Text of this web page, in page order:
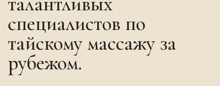
специалистов по
тайскому массажу за
рубежом.